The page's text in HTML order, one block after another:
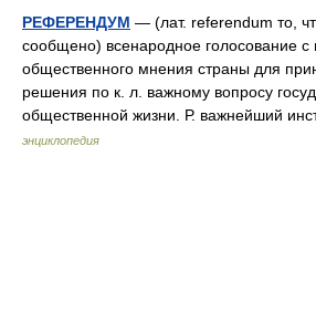
РЕФЕРЕНДУМ — (лат. referendum то,
сообщено) всенародное голосование
общественного мнения страны для
решения по к. л. важному вопросу
общественной жизни. Р. важнейший
энциклопедия